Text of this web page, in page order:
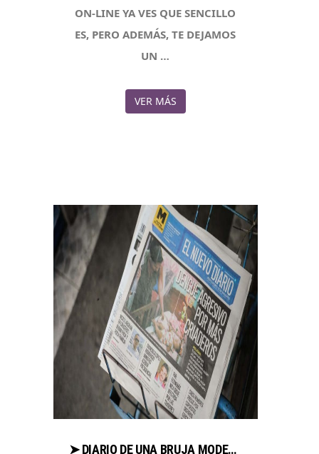
ON-LINE YA VES QUE SENCILLO
ES, PERO ADEMÁS, TE DEJAMOS
UN …
VER MÁS
➤ DIARIO DE UNA BRUJA MODERNA COMPARA PRECIOS AL COMPRAR EN LIBRERIAESOTERICA.NET